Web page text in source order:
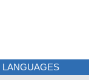
LANGUAGES